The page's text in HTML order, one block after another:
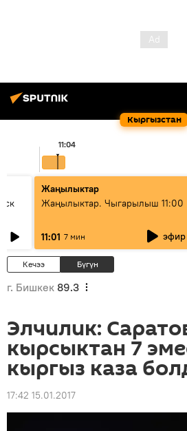
Кыргызстан
11:04
Жаңылыктар
Жаңылыктар. Чыгарылыш 11:00
11:01 7 мин эфир
Кечээ Бүгүн
г. Бишкек 89.3
Элчилик:
кырсыктан 7
кыргыз каза
17:42 15.01.2017